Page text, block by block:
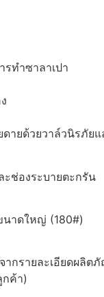
ทำซาลาเปา
ายด้วยวาล์วนิรภัยแ
ช่องระบายตะกรัน
นาดใหญ่ (180#)
ากรายละเอียดผลิต
กค้า)